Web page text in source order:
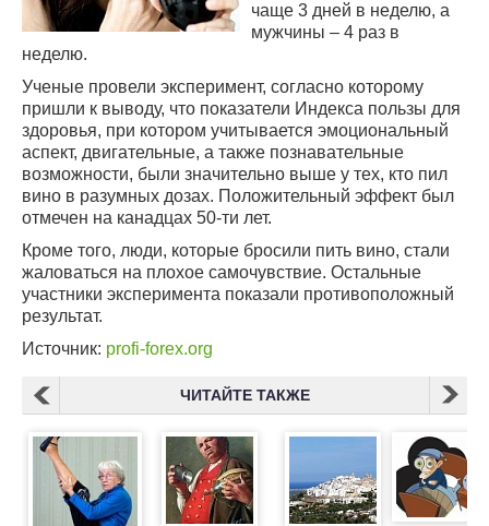
чаще 3 дней в неделю, а
мужчины – 4 раз в
неделю.
Ученые провели эксперимент, согласно которому
пришли к выводу, что показатели Индекса пользы для
здоровья, при котором учитывается эмоциональный
аспект, двигательные, а также познавательные
возможности, были значительно выше у тех, кто пил
вино в разумных дозах. Положительный эффект был
отмечен на канадцах 50-ти лет.
Кроме того, люди, которые бросили пить вино, стали
жаловаться на плохое самочувствие. Остальные
участники эксперимента показали противоположный
результат.
Источник: profi-forex.org
ЧИТАЙТЕ ТАКЖЕ